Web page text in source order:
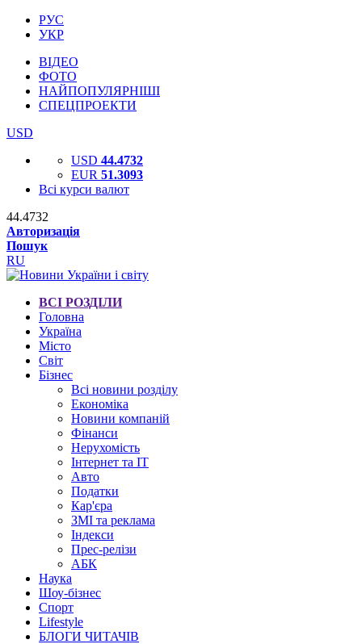
РУС
УКР
ВІДЕО
ФОТО
НАЙПОПУЛЯРНІШІ
СПЕЦПРОЕКТИ
USD
USD 44.4732
EUR 51.3093
Всі курси валют
44.4732
Авторизація
Пошук
RU
ВСІ РОЗДІЛИ
Головна
Україна
Місто
Світ
Бізнес
Всі новини розділу
Економіка
Новини компаній
Фінанси
Нерухомість
Інтернет та IT
Авто
Податки
Кар'єра
ЗМІ та реклама
Індекси
Прес-релізи
АБК
Наука
Шоу-бізнес
Спорт
Lifestyle
БЛОГИ ЧИТАЧІВ